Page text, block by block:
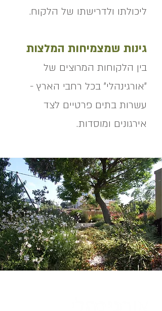
ליכולתו ולדרישתו של הלקוח.
גינות שמצמיחות המלצות
בין הלקוחות המרוצים של
"אורגינהלי" בכל רחבי הארץ -
עשרות בתים פרטיים לצד
אירגונים ומוסדות.